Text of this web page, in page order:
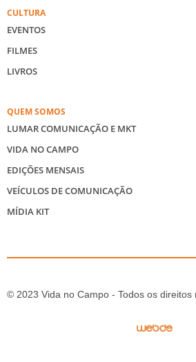
CULTURA
EVENTOS
FILMES
LIVROS
QUEM SOMOS
LUMAR COMUNICAÇÃO E MKT
VIDA NO CAMPO
EDIÇÕES MENSAIS
VEÍCULOS DE COMUNICAÇÃO
MÍDIA KIT
© 2023 Vida no Campo - Todos os direitos